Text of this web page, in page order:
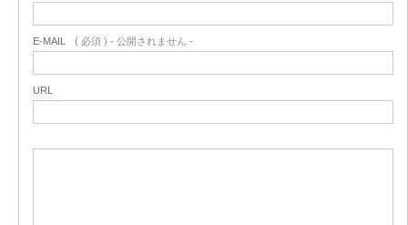
E-MAIL ( 必須 ) - 公開されません -
URL